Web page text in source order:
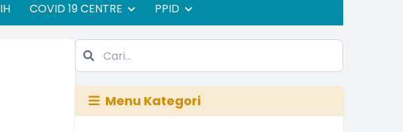
COVID 19 CENTRE PPID
Menu Kategori